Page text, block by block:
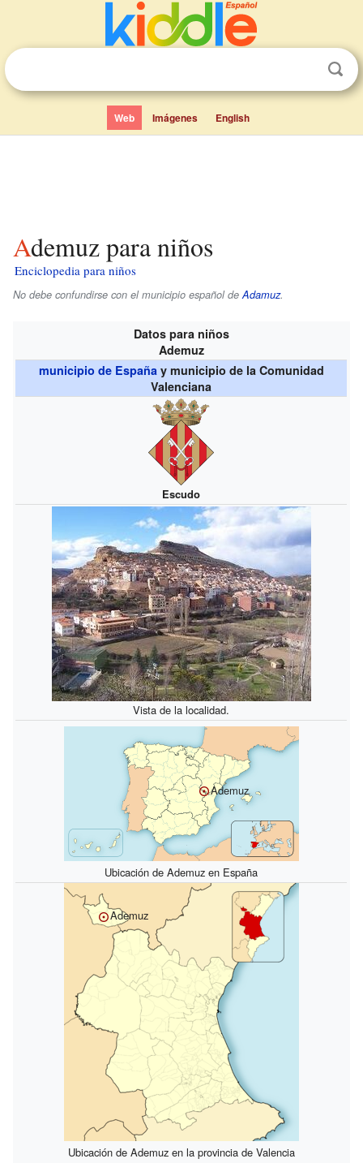
Web Imágenes English
Ademuz para niños
Enciclopedia para niños
No debe confundirse con el municipio español deAdamuz.
Datos para niños
Ademuz
municipio de Españay municipio de la Comunidad
Valenciana
Escudo
Vista de la localidad.
Ademuz
Ubicación de Ademuz en España
Ademuz
Ubicación de Ademuz en la provincia de Valencia